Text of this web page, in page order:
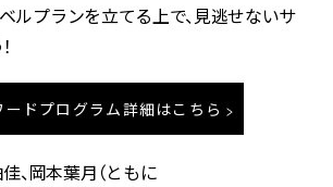
ルプランを立てる上で、見逃せないサ
ードプログラム詳細はこちら
、岡本葉月（ともに